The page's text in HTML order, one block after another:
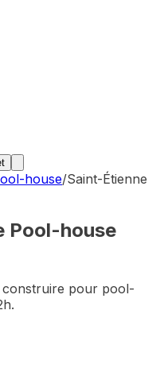
house/Saint-Étienne
Pool-house
construire pour pool-